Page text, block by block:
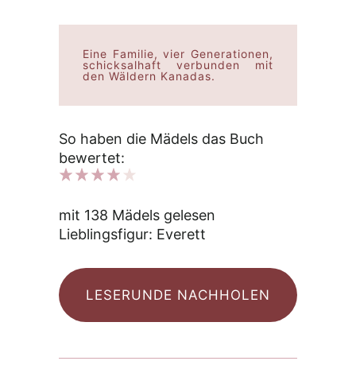
Eine Familie, vier Generationen,
schicksalhaft verbunden mit
den Wäldern Kanadas.
So haben die Mädels das Buch
bewertet:
mit 138 Mädels gelesen
Lieblingsfigur: Everett
LESERUNDE NACHHOLEN